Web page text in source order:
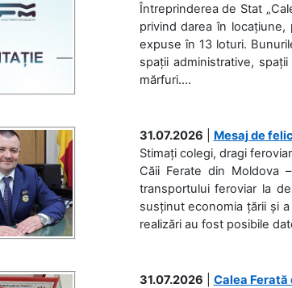
Întreprinderea de Stat
privind darea în
expuse în 13 loturi.
spații administrative,
mărfuri....
31.07.2026
Mesaj de
Stimați colegi, dragi
Căii Ferate din Moldova
transportului feroviar la
susținut economia țării și
realizări au fost posibile
31.07.2026
Calea